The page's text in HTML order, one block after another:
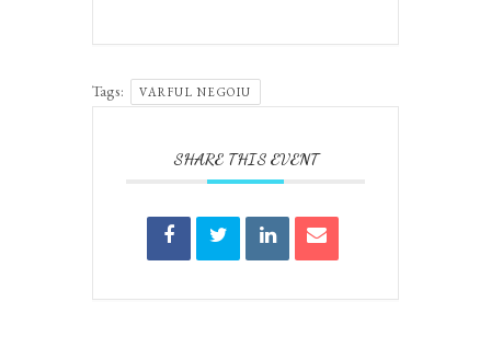
Tags: VARFUL NEGOIU
SHARE THIS EVENT